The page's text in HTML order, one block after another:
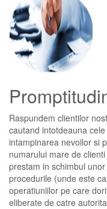
Raspundem clientilor
cautand intotdeauna
intampinarea nevoilor si
numarului mare de
prestam in schimbul
procedurile (unde este
operatiuniilor pe care
eliberate de catre